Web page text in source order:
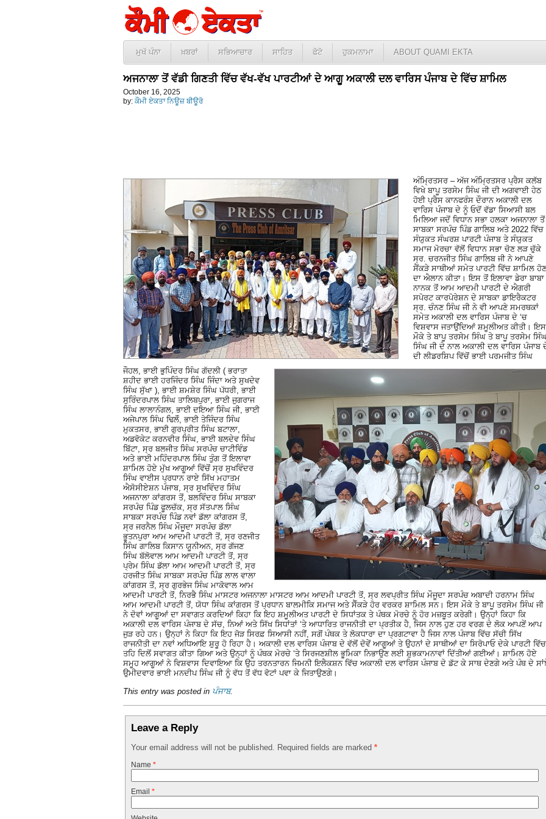
ਮੁਖੱ ਪੰਨਾ ਖ਼ਬਰਾਂ ਸਭਿਆਚਾਰ ਸਾਹਿਤ ਫੋਟੋ ਹੁਕਮਨਾਮਾ ABOUT QUAMI EKTA
ਅਜਨਾਲਾ ਤੋਂ ਵੱਡੀ ਗਿਣਤੀ ਵਿੱਚ ਵੱਖ-ਵੱਖ ਪਾਰਟੀਆਂ ਦੇ ਆਗੂ ਅਕਾਲੀ ਦਲ ਵਾਰਿਸ ਪੰਜਾਬ ਦੇ ਵਿੱਚ ਸ਼ਾਮਿਲ
October 16, 2025
by: ਕੌਮੀ ਏਕਤਾ ਨਿਊਜ਼ ਬੀਊਰੋ
ਅੰਮ੍ਰਿਤਸਰ – ਅੱਜ ਅੰਮ੍ਰਿਤਸਰ ਪ੍ਰੈਸ ਕਲੱਬ
ਵਿਖੇ ਬਾਪੂ ਤਰਸੇਮ ਸਿੰਘ ਜੀ ਦੀ ਅਗਵਾਈ ਹੇਠ
ਹੋਈ ਪ੍ਰੈਸ ਕਾਨਫਰੰਸ ਦੌਰਾਨ ਅਕਾਲੀ ਦਲ
ਵਾਰਿਸ ਪੰਜਾਬ ਦੇ ਨੂੰ ਓਦੋਂ ਵੱਡਾ ਸਿਆਸੀ ਬਲ
ਮਿਲਿਆ ਜਦੋਂ ਵਿਧਾਨ ਸਭਾ ਹਲਕਾ ਅਜਨਾਲਾ ਤੋਂ
ਸਾਬਕਾ ਸਰਪੰਚ ਪਿੰਡ ਗਾਲਿਬ ਅਤੇ 2022 ਵਿੱਚ
ਸੰਯੁਕਤ ਸੰਘਰਸ਼ ਪਾਰਟੀ ਪੰਜਾਬ ਤੇ ਸੰਯੁਕਤ
ਸਮਾਜ ਮੋਰਚਾ ਵੱਲੋਂ ਵਿਧਾਨ ਸਭਾ ਚੋਣ ਲੜ ਚੁੱਕੇ
ਸ੍ਰ. ਚਰਨਜੀਤ ਸਿੰਘ ਗਾਲਿਬ ਜੀ ਨੇ ਆਪਣੇ
ਸੈਂਕੜੇ ਸਾਥੀਆਂ ਸਮੇਤ ਪਾਰਟੀ ਵਿੱਚ ਸ਼ਾਮਿਲ ਹੋਣ
ਦਾ ਐਲਾਨ ਕੀਤਾ। ਇਸ ਤੋਂ ਇਲਾਵਾ ਡੇਰਾ ਬਾਬਾ
ਨਾਨਕ ਤੋਂ ਆਮ ਆਦਮੀ ਪਾਰਟੀ ਦੇ ਐਗਰੀ
ਸਪੋਰਟ ਕਾਰਪੋਰੇਸ਼ਨ ਦੇ ਸਾਬਕਾ ਡਾਇਰੈਕਟਰ
ਸ੍ਰ. ਚੰਨਣ ਸਿੰਘ ਜੀ ਨੇ ਵੀ ਆਪਣੇ ਸਮਰਥਕਾਂ
ਸਮੇਤ ਅਕਾਲੀ ਦਲ ਵਾਰਿਸ ਪੰਜਾਬ ਦੇ ‘ਚ
ਵਿਸ਼ਵਾਸ ਜਤਾਉਂਦਿਆਂ ਸ਼ਮੂਲੀਅਤ ਕੀਤੀ।ਇਸ
ਮੌਕੇ ਤੇ ਬਾਪੂ ਤਰਸੇਮ ਸਿੰਘ ਤੇ ਬਾਪੂ ਤਰਸੇਮ
ਸਿੰਘ ਜੀ ਦੇ ਨਾਲ ਅਕਾਲੀ ਦਲ ਵਾਰਿਸ ਪੰਜਾਬ
ਦੀ ਲੀਡਰਸ਼ਿਪ ਵਿੱਚੋਂ ਭਾਈ ਪਰਮਜੀਤ ਸਿੰਘ
ਜੌਹਲ, ਭਾਈ ਭੁਪਿੰਦਰ ਸਿੰਘ ਗੱਦਲੀ ( ਭਰਾਤਾ
ਸ਼ਹੀਦ ਭਾਈ ਹਰਜਿੰਦਰ ਸਿੰਘ ਜਿੰਦਾ ਅਤੇ ਸੁਖਦੇਵ
ਸਿੰਘ ਸੁੱਖਾ ), ਭਾਈ ਸ਼ਮਸ਼ੇਰ ਸਿੰਘ ਪੱਧਰੀ, ਭਾਈ
ਸੁਰਿੰਦਰਪਾਲ ਸਿੰਘ ਤਾਲਿਬਪੁਰਾ, ਭਾਈ ਜੁਗਰਾਜ
ਸਿੰਘ ਲਾਲਾਨੰਗਲ, ਭਾਈ ਦਇਆ ਸਿੰਘ ਜੀ, ਭਾਈ
ਅਜੇਪਾਲ ਸਿੰਘ ਢਿਲੋੰ, ਭਾਈ ਤੇਜਿੰਦਰ ਸਿੰਘ
ਮੁਕਤਸਰ, ਭਾਈ ਗੁਰਪ੍ਰੀਤ ਸਿੰਘ ਬਟਾਲਾ,
ਅਡਵੋਕੇਟ ਕਰਨਵੀਰ ਸਿੰਘ, ਭਾਈ ਬਲਦੇਵ ਸਿੰਘ
ਬਿੱਟਾ, ਸ੍ਰ ਬਲਜੀਤ ਸਿੰਘ ਸਰਪੰਚ ਚਾਟੀਵਿੰਡ
ਅਤੇ ਭਾਈ ਮਹਿੰਦਰਪਾਲ ਸਿੰਘ ਤੁੰਗ ਤੋਂ ਇਲਾਵਾ
ਸ਼ਾਮਿਲ ਹੋਏ ਮੁੱਖ ਆਗੂਆਂ ਵਿੱਚੋਂ ਸ੍ਰ ਸੁਖਵਿੰਦਰ
ਸਿੰਘ ਵਾਈਸ ਪ੍ਰਧਾਨ ਰਾਏ ਸਿੱਖ ਮਹਾਤਮ
ਐਸੋਸੀਏਸ਼ਨ ਪੰਜਾਬ, ਸ੍ਰ ਸੁਖਵਿੰਦਰ ਸਿੰਘ
ਅਜਨਾਲਾ ਕਾਂਗਰਸ ਤੋਂ, ਬਲਵਿੰਦਰ ਸਿੰਘ ਸਾਬਕਾ
ਸਰਪੰਚ ਪਿੰਡ ਫੂਲਚੱਕ, ਸ੍ਰ ਸੱਤਪਾਲ ਸਿੰਘ
ਸਾਬਕਾ ਸਰਪੰਚ ਪਿੰਡ ਨਵਾਂ ਡੱਲਾ ਕਾਂਗਰਸ ਤੋਂ,
ਸ੍ਰ ਜਰਨੈਲ ਸਿੰਘ ਮੌਜੂਦਾ ਸਰਪੰਚ ਡੱਲਾ
ਭੂਤਨਪੁਰਾ ਆਮ ਆਦਮੀ ਪਾਰਟੀ ਤੋਂ, ਸ੍ਰ ਰਣਜੀਤ
ਸਿੰਘ ਗਾਲਿਬ ਕਿਸਾਨ ਯੂਨੀਅਨ, ਸ੍ਰ ਗੱਜਣ
ਸਿੰਘ ਬੱਲੋਵਾਲ ਆਮ ਆਦਮੀ ਪਾਰਟੀ ਤੋਂ, ਸ੍ਰ
ਪ੍ਰੇਮ ਸਿੰਘ ਡੱਲਾ ਆਮ ਆਦਮੀ ਪਾਰਟੀ ਤੋਂ, ਸ੍ਰ
ਹਰਜੀਤ ਸਿੰਘ ਸਾਬਕਾ ਸਰਪੰਚ ਪਿੰਡ ਲਾਲ ਵਾਲਾ
ਕਾਂਗਰਸ ਤੋਂ, ਸ੍ਰ ਗੁਰਭੇਜ ਸਿੰਘ ਮਾਕੋਵਾਲ ਆਮ
ਆਦਮੀ ਪਾਰਟੀ ਤੋਂ, ਨਿਰਭੈ ਸਿੰਘ ਮਾਸਟਰ ਅਜਨਾਲਾ ਮਾਸਟਰ ਆਮ ਆਦਮੀ ਪਾਰਟੀ ਤੋਂ, ਸ੍ਰ ਲਵਪ੍ਰੀਤ ਸਿੰਘ ਮੌਜੂਦਾ ਸਰਪੰਚ ਅਬਾਦੀ ਹਰਨਾਮ ਸਿੰਘ
ਆਮ ਆਦਮੀ ਪਾਰਟੀ ਤੋਂ, ਯੋਧਾ ਸਿੰਘ ਕਾਂਗਰਸ ਤੋਂ ਪ੍ਰਧਾਨ ਬਾਲਮੀਕਿ ਸਮਾਜ ਅਤੇ ਸੈੰਕੜੇ ਹੋਰ ਵਰਕਰ ਸ਼ਾਮਿਲ ਸਨ। ਇਸ ਮੌਕੇ ਤੇ ਬਾਪੂ ਤਰਸੇਮ ਸਿੰਘ ਜੀ
ਨੇ ਦੋਵਾਂ ਆਗੂਆਂ ਦਾ ਸਵਾਗਤ ਕਰਦਿਆਂ ਕਿਹਾ ਕਿ ਇਹ ਸ਼ਮੂਲੀਅਤ ਪਾਰਟੀ ਦੇ ਸਿਧਾਂਤਕ ਤੇ ਪੰਥਕ ਮੋਰਚੇ ਨੂੰ ਹੋਰ ਮਜ਼ਬੂਤ ਕਰੇਗੀ। ਉਨ੍ਹਾਂ ਕਿਹਾ ਕਿ
ਅਕਾਲੀ ਦਲ ਵਾਰਿਸ ਪੰਜਾਬ ਦੇ ਸੱਚ, ਨਿਆਂ ਅਤੇ ਸਿੱਖ ਸਿਧਾਂਤਾਂ ‘ਤੇ ਆਧਾਰਿਤ ਰਾਜਨੀਤੀ ਦਾ ਪ੍ਰਤੀਕ ਹੈ, ਜਿਸ ਨਾਲ ਹੁਣ ਹਰ ਵਰਗ ਦੇ ਲੋਕ ਆਪਣੇਂ ਆਪ
ਜੁੜ ਰਹੇ ਹਨ। ਉਨ੍ਹਾਂ ਨੇ ਕਿਹਾ ਕਿ ਇਹ ਜੋੜ ਸਿਰਫ਼ ਸਿਆਸੀ ਨਹੀਂ, ਸਗੋਂ ਪੰਥਕ ਤੇ ਲੋਕਧਾਰਾ ਦਾ ਪ੍ਰਗਟਾਵਾ ਹੈ ਜਿਸ ਨਾਲ ਪੰਜਾਬ ਵਿੱਚ ਸੱਚੀ ਸਿੱਖ
ਰਾਜਨੀਤੀ ਦਾ ਨਵਾਂ ਅਧਿਆਇ ਸ਼ੁਰੂ ਹੋ ਰਿਹਾ ਹੈ। ਅਕਾਲੀ ਦਲ ਵਾਰਿਸ ਪੰਜਾਬ ਦੇ ਵੱਲੋਂ ਦੋਵੇਂ ਆਗੂਆਂ ਤੇ ਉਹਨਾਂ ਦੇ ਸਾਥੀਆਂ ਦਾ ਸਿਰੋਪਾਓ ਦੇਕੇ ਪਾਰਟੀ ਵਿੱਚ
ਤਹਿ ਦਿਲੋਂ ਸਵਾਗਤ ਕੀਤਾ ਗਿਆ ਅਤੇ ਉਨ੍ਹਾਂ ਨੂੰ ਪੰਥਕ ਮੋਰਚੇ ‘ਤੇ ਸਿਰਜਣਸ਼ੀਲ ਭੂਮਿਕਾ ਨਿਭਾਉਣ ਲਈ ਸ਼ੁਭਕਾਮਨਾਵਾਂ ਦਿੱਤੀਆਂ ਗਈਆਂ। ਸ਼ਾਮਿਲ ਹੋਏ
ਸਮੂਹ ਆਗੂਆਂ ਨੇ ਵਿਸ਼ਵਾਸ ਦਿਵਾਇਆ ਕਿ ਉਹ ਤਰਨਤਾਰਨ ਜਿਮਨੀ ਇਲੈਕਸ਼ਨ ਵਿੱਚ ਅਕਾਲੀ ਦਲ ਵਾਰਿਸ ਪੰਜਾਬ ਦੇ ਡੱਟ ਕੇ ਸਾਥ ਦੇਣਗੇ ਅਤੇ ਪੰਥ ਦੇ
ਉਮੀਦਵਾਰ ਭਾਈ ਮਨਦੀਪ ਸਿੰਘ ਜੀ ਨੂੰ ਵੱਧ ਤੋਂ ਵੱਧ ਵੋਟਾਂ ਪਵਾ ਕੇ ਜਿਤਾਉਣਗੇ।
This entry was posted in ਪੰਜਾਬ.
Leave a Reply
Your email address will not be published. Required fields are marked *
Name *
Email *